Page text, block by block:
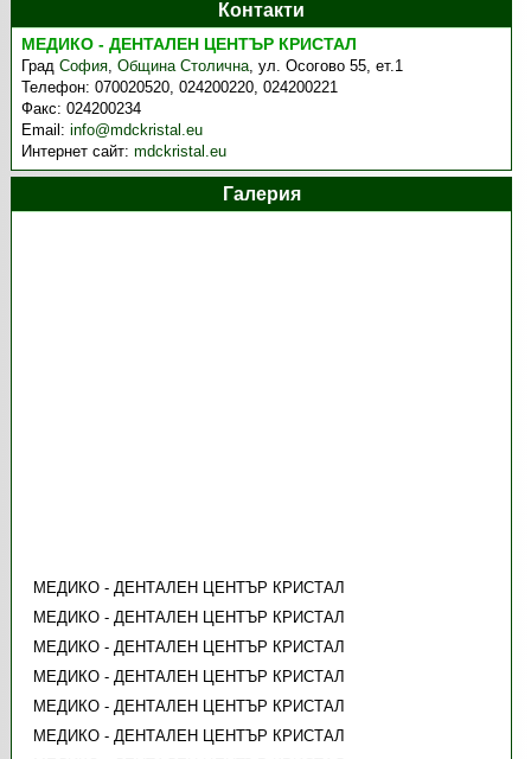
Контакти
МЕДИКО - ДЕНТАЛЕН ЦЕНТЪР КРИСТАЛ
ГрадСофия,Община Столична,ул. Осогово 55, ет.1
Телефон:070020520, 024200220, 024200221
Факс:024200234
Email:info@mdckristal.eu
Интернет сайт:mdckristal.eu
Галерия
МЕДИКО - ДЕНТАЛЕН ЦЕНТЪР КРИСТАЛ
МЕДИКО - ДЕНТАЛЕН ЦЕНТЪР КРИСТАЛ
МЕДИКО - ДЕНТАЛЕН ЦЕНТЪР КРИСТАЛ
МЕДИКО - ДЕНТАЛЕН ЦЕНТЪР КРИСТАЛ
МЕДИКО - ДЕНТАЛЕН ЦЕНТЪР КРИСТАЛ
МЕДИКО - ДЕНТАЛЕН ЦЕНТЪР КРИСТАЛ